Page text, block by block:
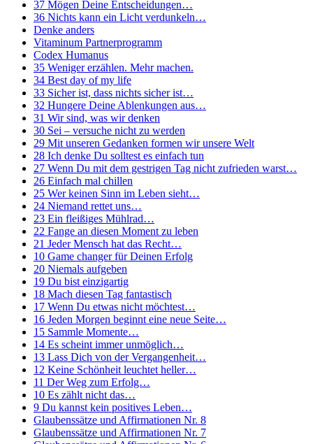
37 Mögen Deine Entscheidungen…
36 Nichts kann ein Licht verdunkeln…
Denke anders
Vitaminum Partnerprogramm
Codex Humanus
35 Weniger erzählen. Mehr machen.
34 Best day of my life
33 Sicher ist, dass nichts sicher ist…
32 Hungere Deine Ablenkungen aus…
31 Wir sind, was wir denken
30 Sei – versuche nicht zu werden
29 Mit unseren Gedanken formen wir unsere Welt
28 Ich denke Du solltest es einfach tun
27 Wenn Du mit dem gestrigen Tag nicht zufrieden warst…
26 Einfach mal chillen
25 Wer keinen Sinn im Leben sieht…
24 Niemand rettet uns…
23 Ein fleißiges Mühlrad…
22 Fange an diesen Moment zu leben
21 Jeder Mensch hat das Recht…
10 Game changer für Deinen Erfolg
20 Niemals aufgeben
19 Du bist einzigartig
18 Mach diesen Tag fantastisch
17 Wenn Du etwas nicht möchtest…
16 Jeden Morgen beginnt eine neue Seite…
15 Sammle Momente…
14 Es scheint immer unmöglich…
13 Lass Dich von der Vergangenheit…
12 Keine Schönheit leuchtet heller…
11 Der Weg zum Erfolg…
10 Es zählt nicht das…
9 Du kannst kein positives Leben…
Glaubenssätze und Affirmationen Nr. 8
Glaubenssätze und Affirmationen Nr. 7